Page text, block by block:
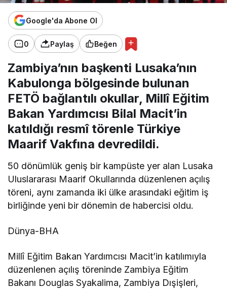
Google'da Abone Ol
0 Paylaş Beğen
Zambiya’nın başkenti Lusaka’nın
Kabulonga bölgesinde bulunan
FETÖ bağlantılı okullar, Millî Eğitim
Bakan Yardımcısı Bilal Macit’in
katıldığı resmî törenle Türkiye
Maarif Vakfına devredildi.
50 dönümlük geniş bir kampüste yer alan Lusaka
Uluslararası Maarif Okullarında düzenlenen açılış
töreni, aynı zamanda iki ülke arasındaki eğitim iş
birliğinde yeni bir dönemin de habercisi oldu.
Dünya-BHA
Millî Eğitim Bakan Yardımcısı Macit’in katılımıyla
düzenlenen açılış töreninde Zambiya Eğitim
Bakanı Douglas Syakalima, Zambiya Dışişleri,